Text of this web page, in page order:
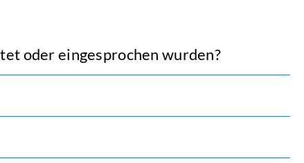
oder eingesprochen wurden?